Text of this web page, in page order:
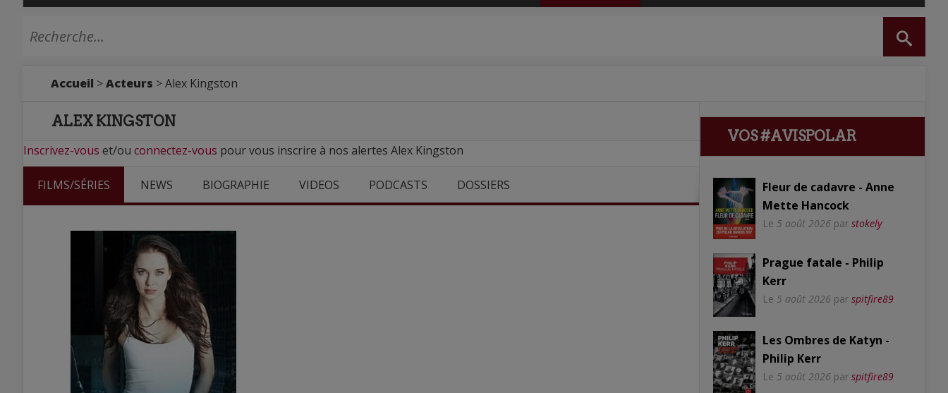
Accueil >Acteurs > Alex Kingston
ALEX KINGSTON
Inscrivez-vous et/ou connectez-vous pour vous inscrire à nos alertes Alex Kingston
FILMS/SÉRIES NEWS BIOGRAPHIE VIDEOS PODCASTS DOSSIERS
VOS #AVISPOLAR
Fleur de cadavre - Anne
Mette Hancock
Le 5 août 2026 par stokely
Prague fatale - Philip
Kerr
Le 5 août 2026 par spitfire89
Les Ombres de Katyn -
Philip Kerr
Le 5 août 2026 par spitfire89